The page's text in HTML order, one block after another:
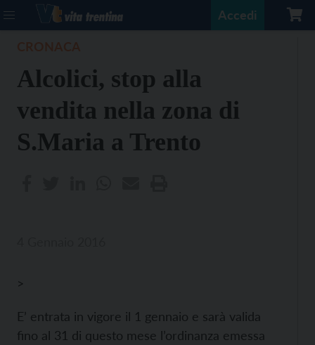
Accedi
Alcolici, stop alla
vendita nella zona di
S.Maria a Trento
>
E’ entrata in vigore il 1 gennaio e sarà valida
fino al 31 di questo mese l’ordinanza emessa